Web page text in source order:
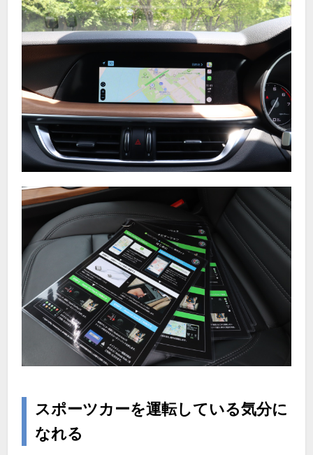
スポーツカーを運転している気分に
なれる